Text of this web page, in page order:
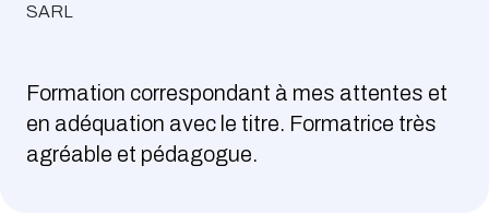
SARL
Formation correspondant à mes attentes et
en adéquation avec le titre. Formatrice très
agréable et pédagogue.